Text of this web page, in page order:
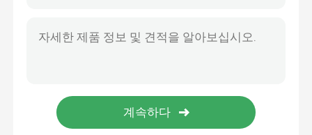
터그 보트 펜더
해저 펜더